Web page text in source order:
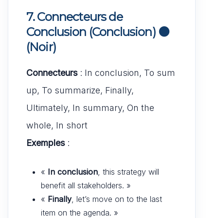
7. Connecteurs de
Conclusion (Conclusion)⚫
(Noir)
Connecteurs: In conclusion, To sum
up, To summarize, Finally,
Ultimately, In summary, On the
whole, In short
Exemples:
« In conclusion , this strategy will
benefit all stakeholders. »
« Finally, let’s move on to the last
item on the agenda. »